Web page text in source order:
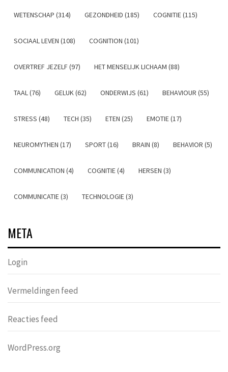
WETENSCHAP (314) GEZONDHEID (185) COGNITIE (115)
SOCIAAL LEVEN (108) COGNITION (101)
OVERTREF JEZELF (97) HET MENSELIJK LICHAAM (88)
TAAL (76) GELUK (62) ONDERWIJS (61) BEHAVIOUR (55)
STRESS (48) TECH (35) ETEN (25) EMOTIE (17)
NEUROMYTHEN (17) SPORT (16) BRAIN (8) BEHAVIOR (5)
COMMUNICATION (4) COGNITIE (4) HERSEN (3)
COMMUNICATIE (3) TECHNOLOGIE (3)
META
Login
Vermeldingen feed
Reacties feed
WordPress.org